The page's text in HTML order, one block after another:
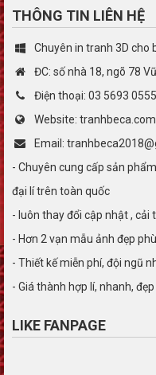
THÔNG TIN LIÊN HỆ
Chuyên in tranh 3D cho
ĐC: số nhà 18, ngõ 78
Điện thoại: 03 5693
Website: tranhbeca.com
Email:
- Chuyên cung cấp sản
đại lí trên toàn quốc
- luôn thay đổi cập nhật , cải
- Hơn 2 vạn mẫu ảnh đẹp
- Thiết kế miễn phí, đội ngũ
- Giá thành hợp lí, nhanh, đẹp
LIKE FANPAGE